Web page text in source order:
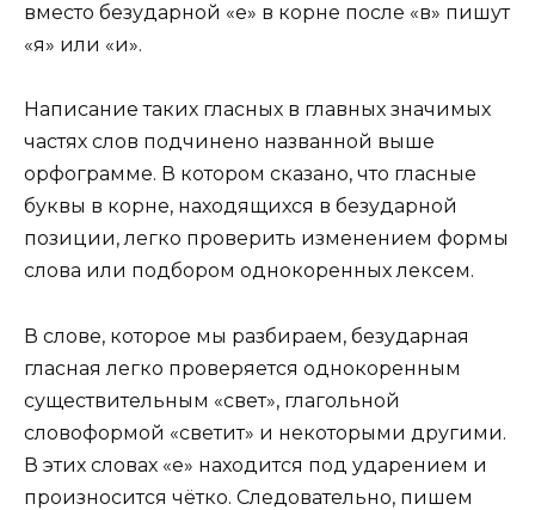
вместо безударной «е» в корне после «в» пишут
«я» или «и».
Написание таких гласных в главных значимых
частях слов подчинено названной выше
орфограмме. В котором сказано, что гласные
буквы в корне, находящихся в безударной
позиции, легко проверить изменением формы
слова или подбором однокоренных лексем.
В слове, которое мы разбираем, безударная
гласная легко проверяется однокоренным
существительным «свет», глагольной
словоформой «светит» и некоторыми другими.
В этих словах «е» находится под ударением и
произносится чётко. Следовательно, пишем